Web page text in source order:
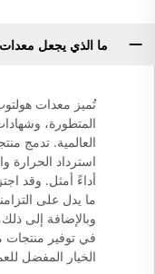
ما الذي يجعل معدات
تُميز معدات
المتطورة،
العالمية. تدمج
استرداد الحرارة
أداءً أمثل. وقد
ما يدل على
وبالإضافة إلى
في توفير منتجات
الخيار المفضل